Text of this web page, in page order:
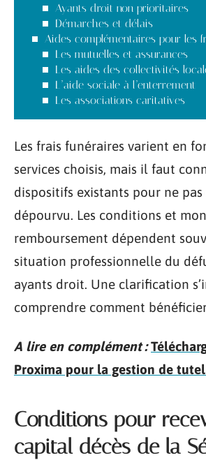
Ayants droit non prioritaires
Démarches et délais
Aides complémentaires pour les
Les mutuelles et assurances
Les aides des collectivités
L’aide sociale à l’enterrement
Les associations caritatives
Les frais funéraires varient en
services choisis, mais il faut
dispositifs existants pour ne
dépourvu. Les conditions et
remboursement dépendent
situation professionnelle du
ayants droit. Une clarification
comprendre comment
A lire en complément :
Proxima pour la gestion de
Conditions pour
capital décès de la